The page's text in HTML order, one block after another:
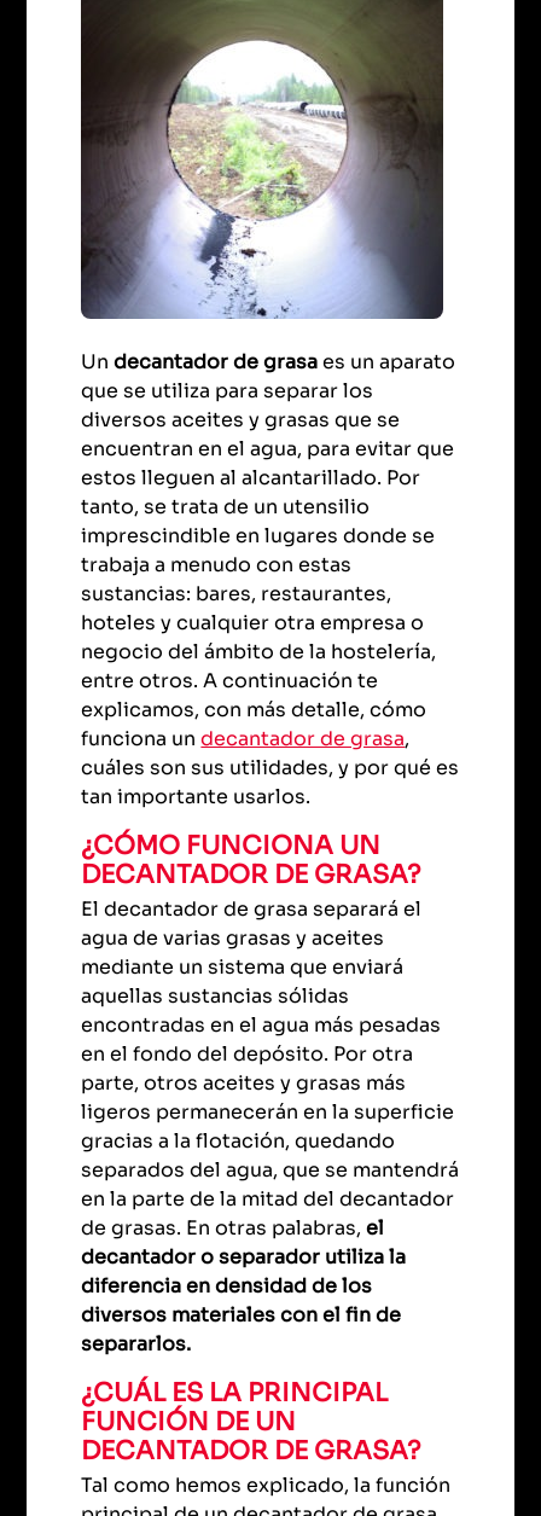
Undecantador de grasaes un aparato
que se utiliza para separar los
diversos aceites y grasas que se
encuentran en el agua, para evitar que
estos lleguen al alcantarillado. Por
tanto, se trata de un utensilio
imprescindible en lugares donde se
trabaja a menudo con estas
sustancias: bares, restaurantes,
hoteles y cualquier otra empresa o
negocio del ámbito de la hostelería,
entre otros. A continuación te
explicamos, con más detalle, cómo
funciona undecantador de grasa,
cuáles son sus utilidades, y por qué es
tan importante usarlos.
¿CÓMO FUNCIONA UN
DECANTADOR DE GRASA?
El decantador de grasa separará el
agua de varias grasas y aceites
mediante un sistema que enviará
aquellas sustancias sólidas
encontradas en el agua más pesadas
en el fondo del depósito. Por otra
parte, otros aceites y grasas más
ligeros permanecerán en la superficie
gracias a la flotación, quedando
separados del agua, que se mantendrá
en la parte de la mitad del decantador
de grasas. En otras palabras,el
decantador o separador utiliza la
diferencia en densidad de los
diversos materiales con el fin de
separarlos.
¿CUÁL ES LA PRINCIPAL
FUNCIÓN DE UN
DECANTADOR DE GRASA?
Tal como hemos explicado, la función